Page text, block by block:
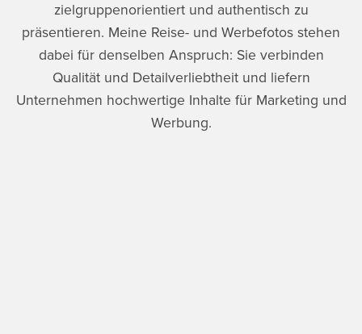
zielgruppenorientiert und authentisch zu
präsentieren. Meine Reise- und Werbefotos stehen
dabei für denselben Anspruch: Sie verbinden
Qualität und Detailverliebtheit und liefern
Unternehmen hochwertige Inhalte für Marketing und
Werbung.